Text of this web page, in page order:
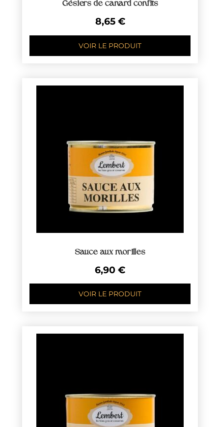
Gésiers de canard confits
8,65 €
VOIR LE PRODUIT
Sauce aux morilles
6,90 €
VOIR LE PRODUIT